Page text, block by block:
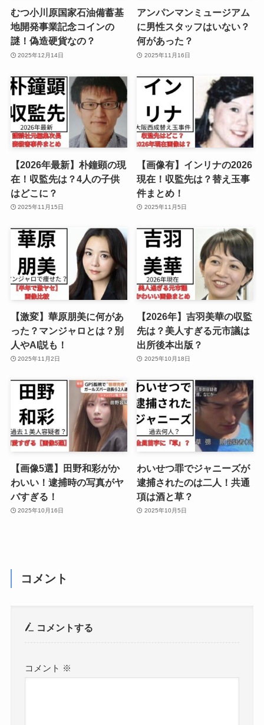
むつ小川原国家石油備蓄基
地開発事業記念コインの
謎！偽造硬貨なの？
2025年12月14日
アンパンマンミュージアム
に男性スタッフはいない？
何があった？
2025年11月16日
【2026年最新】朴鐘顕の現
在！収監先は？4人の子供
はどこに？
2025年11月15日
【画像有】インリナの2026
現在！収監先は？替え玉事
件まとめ！
2025年11月5日
【激変】華原朋美に何があ
った？マンジャロとは？別
人やAI説も！
2025年11月2日
【2026年】吉羽美華の収監
先は？美人すぎる元市議は
出所後本出版？
2025年10月18日
【画像5選】田野和彩がか
わいい！逮捕時の写真がヤ
バすぎる！
2025年10月16日
わいせつ罪でジャニーズが
逮捕されたのは二人！共通
項は酒と草？
2025年10月5日
コメント
コメントする
コメント ※